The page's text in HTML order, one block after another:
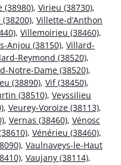
(38980), Virieu (38730),
, Villette-d’Anthon
, Villemoirieu (38460),
Anjou (38150), Villard-
Reymond (38520),
Notre-Dame (38520),
(38890), Vif (38450),
(38510), Veyssilieu
, Veurey-Voroize (38113),
, Vernas (38460), Vénosc
, Vénérieu (38460),
, Vaulnaveys-le-Haut
, Vaujany (38114),